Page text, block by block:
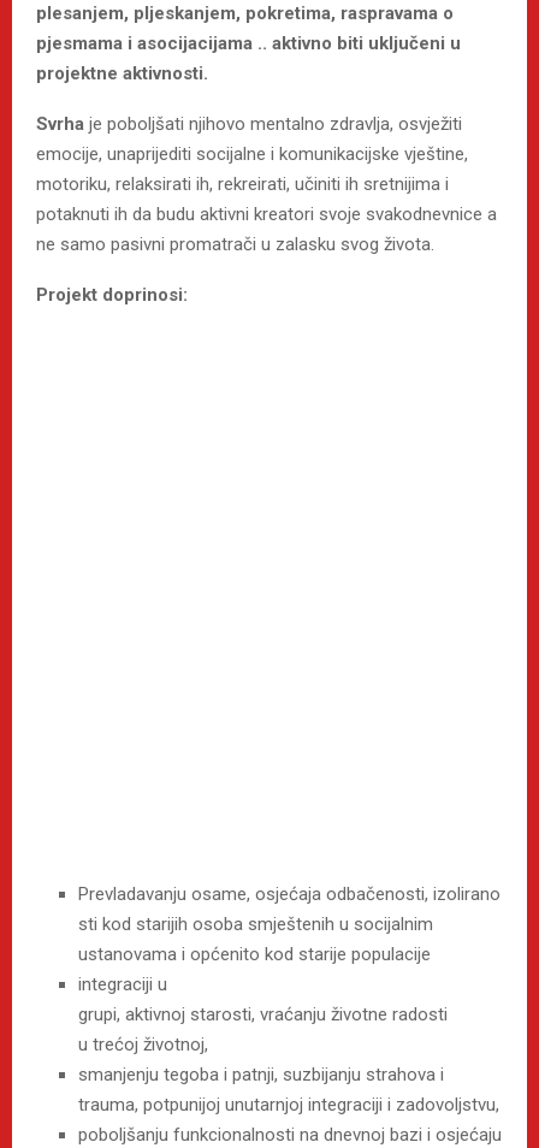
plesanjem, pljeskanjem, pokretima, raspravama o
pjesmama i asocijacijama .. aktivno biti uključeni u
projektne aktivnosti.
Svrha je poboljšati njihovo mentalno zdravlja, osvježiti
emocije, unaprijediti socijalne i komunikacijske vještine,
motoriku, relaksirati ih, rekreirati, učiniti ih sretnijima i
potaknuti ih da budu aktivni kreatori svoje svakodnevnice a
ne samo pasivni promatrači u zalasku svog života.
Projekt doprinosi:
Prevladavanju osame, osjećaja odbačenosti, izolirano
sti kod starijih osoba smještenih u socijalnim
ustanovama i općenito kod starije populacije
integraciji u
grupi, aktivnoj starosti, vraćanju životne radosti
u trećoj životnoj,
smanjenju tegoba i patnji, suzbijanju strahova i
trauma, potpunijoj unutarnjoj integraciji i zadovoljstvu,
poboljšanju funkcionalnosti na dnevnoj bazi i osjećaju